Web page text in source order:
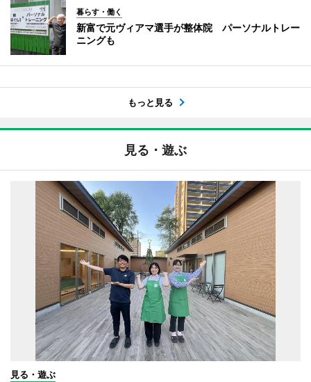
暮らす・働く
新富で元ヴィアマ選手が整体院 パーソナルトレー
ニングも
もっと見る
見る・遊ぶ
見る・遊ぶ